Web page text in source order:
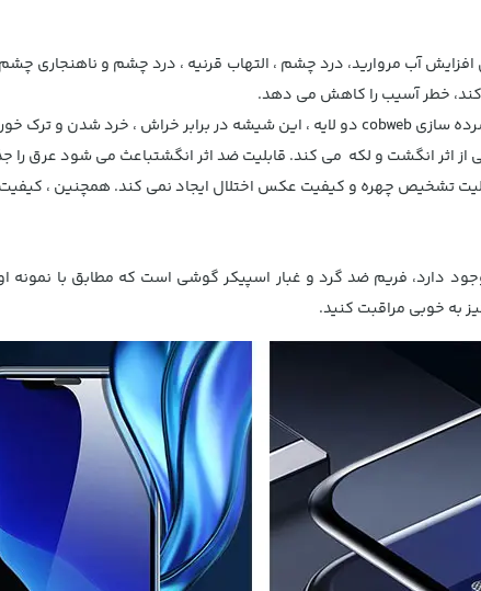
افزایش آب مروارید، درد چشم ، التهاب قرنیه ، درد چشم و ناهنجاری
کند، خطر آسیب را کاهش می دهد.
انگشت و لکه می کند. قابلیت ضد اثر انگشتباعث می شود عرق را
تشخیص چهره و کیفیت عکس اختلال ایجاد نمی کند. همچنین ،
دارد، فریم ضد گرد و غبار اسپیکر گوشی است که مطابق با
به خوبی مراقبت کنید.